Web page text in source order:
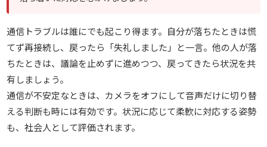
通信トラブルは誰にでも起こり得ます。自分が落ちたときは慌
てず再接続し、戻ったら「失礼しました」と一言。他の人が落
ちたときは、議論を止めずに進めつつ、戻ってきたら状況を共
有しましょう。
通信が不安定なときは、カメラをオフにして音声だけに切り替
える判断も時には有効です。状況に応じて柔軟に対応する姿勢
も、社会人として評価されます。